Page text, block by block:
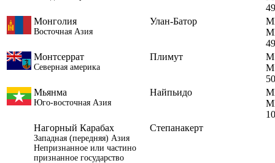
Монголия
Восточная Азия
Улан-Батор
Монтсеррат
Северная америка
Плимут
Мьянма
Юго-восточная Азия
Найпьидо
Нагорный Карабах
Западная (передняя) Азия
Непризнанное или частино
признанное государство
Степанакерт